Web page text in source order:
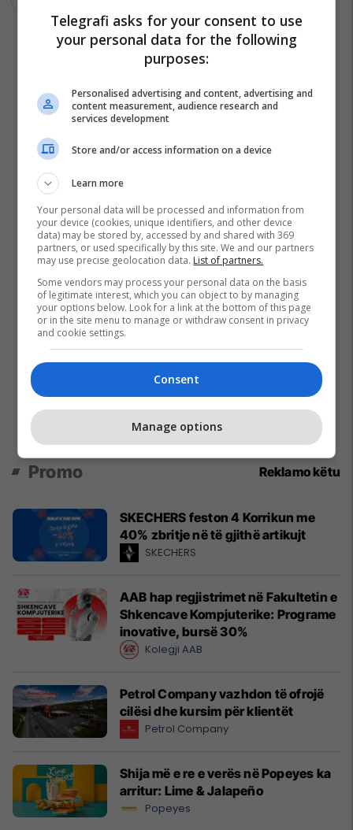
Promo Reklamo këtu
SKECHERS feston 4 Korrikun me
40% zbritje në të gjithë artikujt
SKECHERS
AAB hap regjistrimet në Fakultetin e
Shkencave Kompjuterike: Programe
inovative, bursë 30%
Kolegji AAB
Petrol Company vazhdon të ofrojë
cilësi dhe kursim për klientët
Petrol Company
Shija më e re e verës në Popeyes ka
arritur: Lime & Jalapeño
Popeyes
Telegrafi asks for your consent to use
your personal data for the following
purposes:
Personalised advertising and content, advertising and
content measurement, audience research and
services development
Store and/or access information on a device
Learn more
Your personal data will be processed and information from
your device (cookies, unique identifiers, and other device
data) may be stored by, accessed by and shared with 369
partners, or used specifically by this site. We and our partners
may use precise geolocation data. List of partners.
Some vendors may process your personal data on the basis
of legitimate interest, which you can object to by managing
your options below. Look for a link at the bottom of this page
or in the site menu to manage or withdraw consent in privacy
and cookie settings.
Consent
Manage options